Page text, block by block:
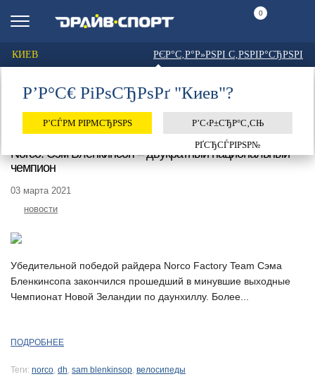
0
КИЕВ РЄР°С‚Р°Р»РЅРІ С‚РЅРІР°СЂРЅРІ
ТЕГ: «NORCO»
Главная Тег: «norco»
Norco: Сэм Бленкинсоп – двукратный национальный
чемпион
03 марта 2021
новости
Убедительной победой райдера Norco Factory Team Сэма
Бленкинсопа закончился прошедший в минувшие выходные
Чемпионат Новой Зеландии по даунхиллу. Более...
ПОДРОБНЕЕ
Теги: norco, dh, sam blenkinsop, велосипеды
Р’Р°С€ РіРѕСЂРѕРґ "Киев"?
Р’СЃРΜ РІРΜСЂРЅРЅ Р’С‹Р±СЂР°С‚СЊ
РҐСЂСЃРІРЅР№